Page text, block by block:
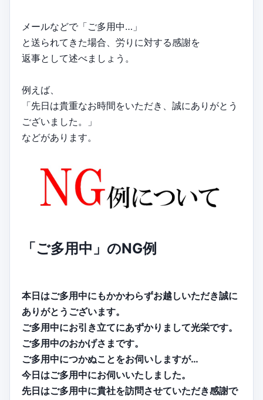
メールなどで「ご多用中…」
と送られてきた場合、労りに対する感謝を
返事として述べましょう。
例えば、
「先日は貴重なお時間をいただき、誠にありがとう
ございました。」
などがあります。
「ご多用中」のNG例
本日はご多用中にもかかわらずお越しいただき誠に
ありがとうございます。
ご多用中にお引き立てにあずかりまして光栄です。
ご多用中のおかげさまです。
ご多用中につかぬことをお伺いしますが…
今日はご多用中にお伺いいたしました。
先日はご多用中に貴社を訪問させていただき感謝で